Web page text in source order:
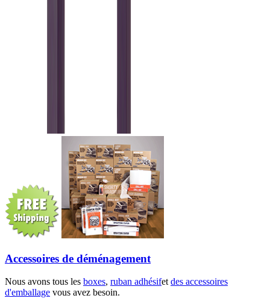
Accessoires de déménagement
Nous avons tous les boxes, ruban adhésifetdes accessoires
d'emballage vous avez besoin.